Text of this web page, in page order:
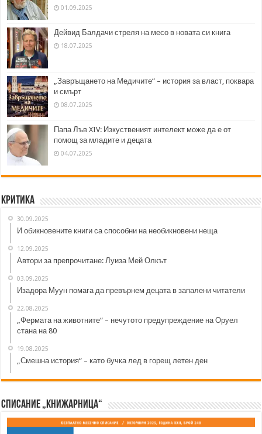
01.09.2025
Дейвид Балдачи стреля на месо в новата си книга
18.07.2025
„Завръщането на Медичите“ – история за власт, поквара
и смърт
08.07.2025
Папа Лъв XIV: Изкуственият интелект може да е от
помощ за младите и децата
04.07.2025
Критика
30.09.2025
И обикновените книги са способни на необикновени неща
12.09.2025
Автори за препрочитане: Луиза Мей Олкът
03.09.2025
Изадора Муун помага да превърнем децата в запалени читатели
22.08.2025
„Фермата на животните“ – нечутото предупреждение на Оруел
стана на 80
19.08.2025
„Смешна история“ – като бучка лед в горещ летен ден
Списание „Книжарница“